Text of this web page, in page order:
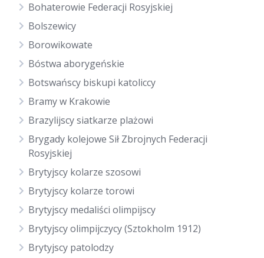
Bohaterowie Federacji Rosyjskiej
Bolszewicy
Borowikowate
Bóstwa aborygeńskie
Botswańscy biskupi katoliccy
Bramy w Krakowie
Brazylijscy siatkarze plażowi
Brygady kolejowe Sił Zbrojnych Federacji
Rosyjskiej
Brytyjscy kolarze szosowi
Brytyjscy kolarze torowi
Brytyjscy medaliści olimpijscy
Brytyjscy olimpijczycy (Sztokholm 1912)
Brytyjscy patolodzy